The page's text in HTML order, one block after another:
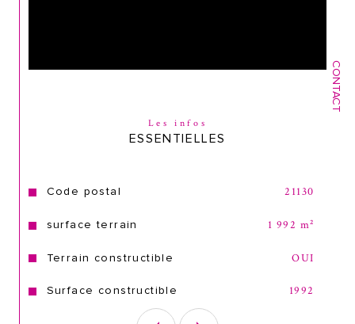
CONTACT
Les infos
ESSENTIELLES
Caractéristiques Valeurs
Code postal 21130
surface terrain 1 992 m²
Terrain constructible OUI
Surface constructible 1992